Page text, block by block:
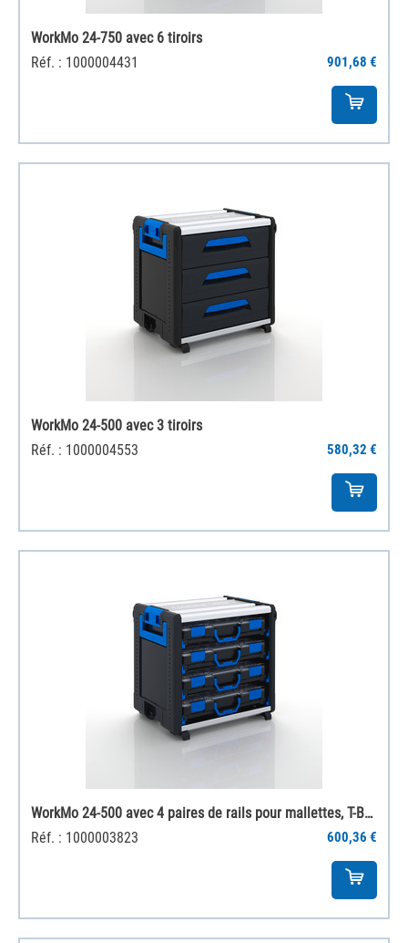
WorkMo 24-750 avec 6 tiroirs
Réf. : 1000004431
901,68 €
WorkMo 24-500 avec 3 tiroirs
Réf. : 1000004553
580,32 €
WorkMo 24-500 avec 4 paires de rails pour mallettes, T-BOXX incluses
Réf. : 1000003823
600,36 €